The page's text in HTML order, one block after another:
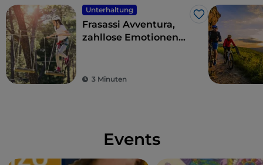
Unterhaltung
Like
Frasassi Avventura,
zahllose Emotionen
Marken
3 Minuten
Events